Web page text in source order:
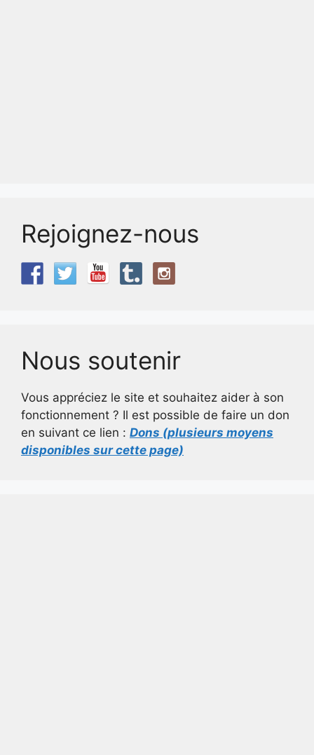
Rejoignez-nous
Nous soutenir
Vous appréciez le site et souhaitez aider à son
fonctionnement ? Il est possible de faire un don
en suivant ce lien : Dons (plusieurs moyens
disponibles sur cette page)